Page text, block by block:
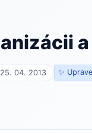
04. 2013 ✨